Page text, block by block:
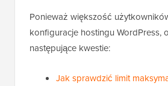
Ponieważ większość
konfiguracje hostingu WordPress,
następujące kwestie:
Jak sprawdzić limit